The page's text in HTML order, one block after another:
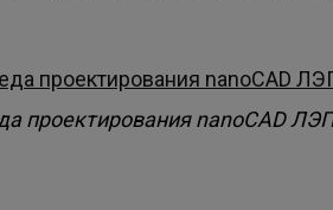
проектирования nanoCAD